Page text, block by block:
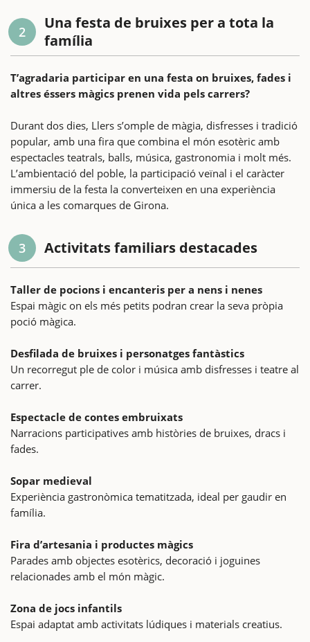
2
Una festa de bruixes per a tota la
família
T’agradaria participar en una festa on bruixes, fades i
altres éssers màgics prenen vida pels carrers?
Durant dos dies, Llers s’omple de màgia, disfresses i tradició
popular, amb una fira que combina el món esotèric amb
espectacles teatrals, balls, música, gastronomia i molt més.
L’ambientació del poble, la participació veïnal i el caràcter
immersiu de la festa la converteixen en una experiència
única a les comarques de Girona.
3 Activitats familiars destacades
Taller de pocions i encanteris per a nens i nenes
Espai màgic on els més petits podran crear la seva pròpia
poció màgica.
Desfilada de bruixes i personatges fantàstics
Un recorregut ple de color i música amb disfresses i teatre al
carrer.
Espectacle de contes embruixats
Narracions participatives amb històries de bruixes, dracs i
fades.
Sopar medieval
Experiència gastronòmica tematitzada, ideal per gaudir en
família.
Fira d’artesania i productes màgics
Parades amb objectes esotèrics, decoració i joguines
relacionades amb el món màgic.
Zona de jocs infantils
Espai adaptat amb activitats lúdiques i materials creatius.